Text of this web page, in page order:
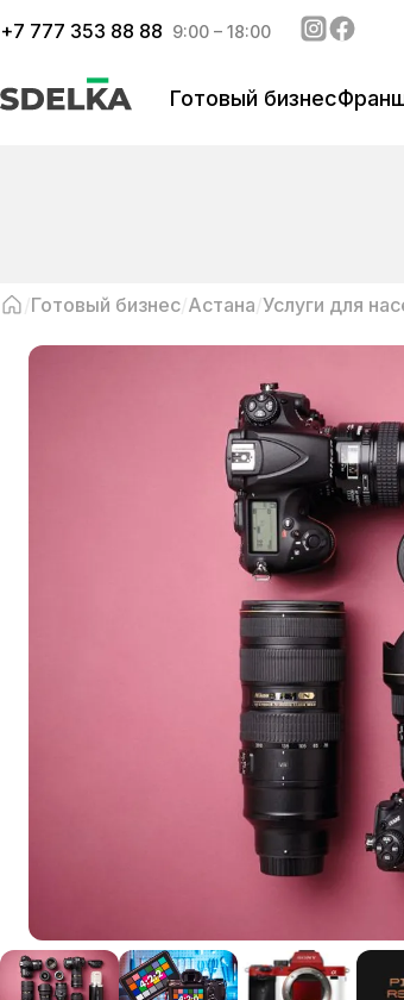
+7 777 353 88 88 9:00 – 18:00
Готовый бизнес
Готовый бизнес Астана Услуги для